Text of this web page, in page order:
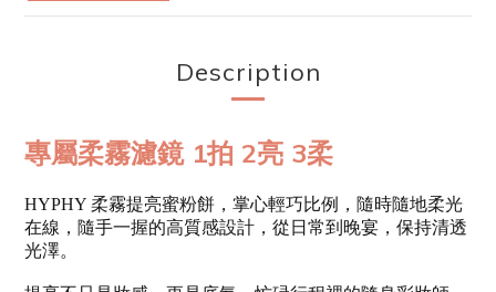
Description
專屬柔霧濾鏡 1拍 2亮 3柔
HYPHY 柔霧提亮蜜粉餅，掌心輕巧比例，隨時隨地柔光
在線，隨手一握的高質感設計，從日常到晚宴，保持清透
光澤。